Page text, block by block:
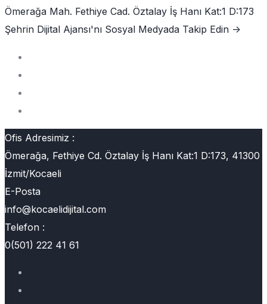
Ömerağa Mah. Fethiye Cad. Öztalay İş Hanı Kat:1 D:173
Şehrin Dijital Ajansı'nı Sosyal Medyada Takip Edin ->
Ofis Adresimiz :
Ömerağa, Fethiye Cd. Öztalay İş Hanı Kat:1 D:173, 41300
İzmit/Kocaeli
E-Posta
info@kocaelidijital.com
Telefon :
0(501) 222 41 61